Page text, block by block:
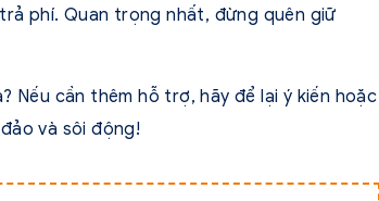
phí. Quan trọng nhất, đừng quên giữ
Nếu cần thêm hỗ trợ, hãy để lại ý kiến hoặc
và sôi động!